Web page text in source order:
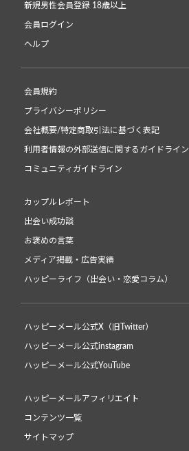
新規男性会員登録 18歳以上
会員ログイン
ヘルプ
会員規約
プライバシーポリシー
会社概要/特定商取引法に基づく表記
利用者情報の外部送信に関するガイドライン
コミュニティガイドライン
カップルレポート
出会い成功談
お褒めの言葉
メディア掲載・広告実績
ハッピーライフ（出会い・恋愛コラム）
ハッピーメール公式X（旧Twitter）
ハッピーメール公式instagram
ハッピーメール公式YouTube
ハッピーメールアフィリエイト
コンテンツ一覧
サイトマップ